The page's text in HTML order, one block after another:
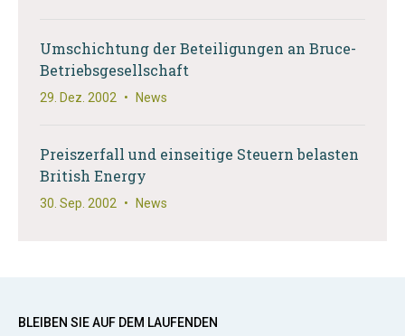
Umschichtung der Beteiligungen an Bruce-
Betriebsgesellschaft
29. Dez. 2002 • News
Preiszerfall und einseitige Steuern belasten
British Energy
30. Sep. 2002 • News
BLEIBEN SIE AUF DEM LAUFENDEN